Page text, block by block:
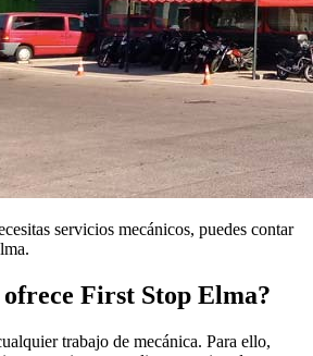
servicios mecánicos, puedes contar
ofrece First Stop Elma?
trabajo de mecánica. Para ello,